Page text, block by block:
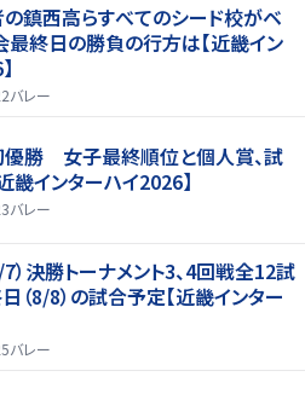
鎮西高らすべてのシード校がベ
最終日の勝負の行方は【近畿イン
バレー
勝 女子最終順位と個人賞、試
畿インターハイ2026】
バレー
）決勝トーナメント3、4回戦全12試
（8/8）の試合予定【近畿インター
バレー